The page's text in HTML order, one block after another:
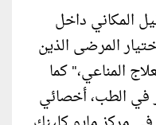
المكاني داخل
المرضى الذين
المناعي،" كما
في الطب، أخصائي